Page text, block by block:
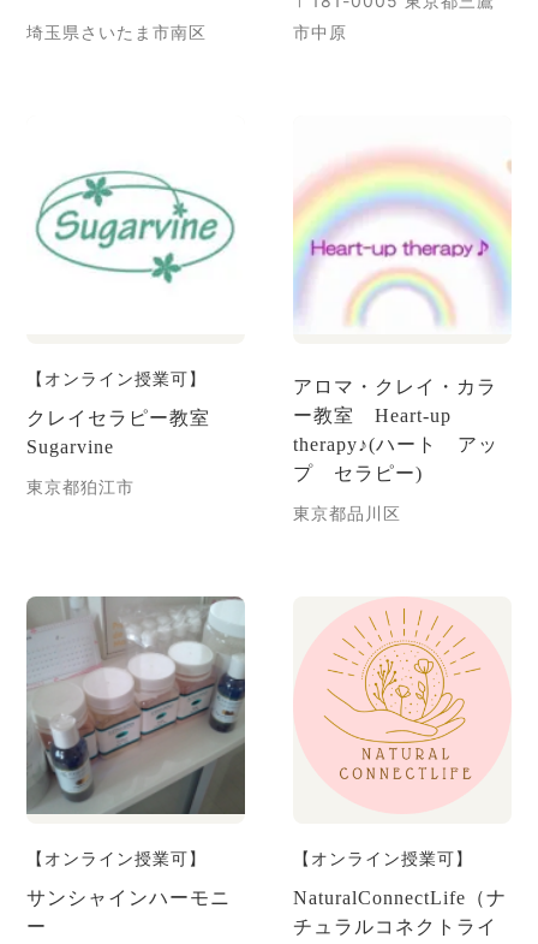
埼玉県さいたま市南区
市中原
【オンライン授業可】
クレイセラピー教室
Sugarvine
東京都狛江市
アロマ・クレイ・カラ
ー教室 Heart-up
therapy♪(ハート アッ
プ セラピー)
東京都品川区
【オンライン授業可】
サンシャインハーモニ
ー
【オンライン授業可】
NaturalConnectLife（ナ
チュラルコネクトライ